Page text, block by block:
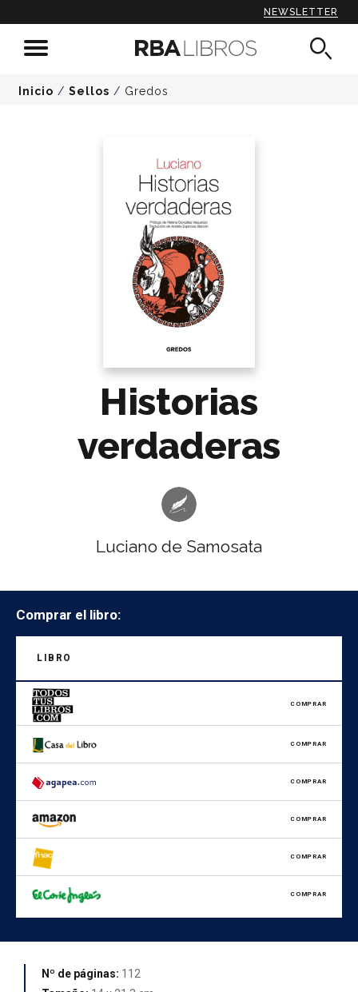
NEWSLETTER
Inicio / Sellos / Gredos
Historias
verdaderas
Luciano de Samosata
Comprar el libro:
LIBRO
COMPRAR
COMPRAR
COMPRAR
COMPRAR
COMPRAR
COMPRAR
Nº de páginas: 112